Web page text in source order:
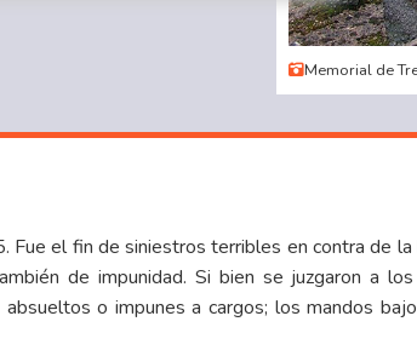
Memorial de
Fue el fin de siniestros terribles en contra de la
de impunidad. Si bien se juzgaron a
absueltos o impunes a cargos; los mandos